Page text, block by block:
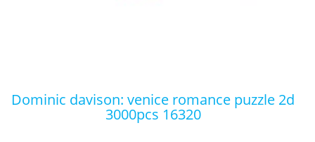
dominic davison: venice romance puzzle 2d
3000pcs 16320